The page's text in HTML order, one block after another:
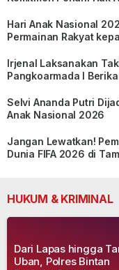
Hari Anak Nasional
Permainan Rakyat
Irjenal Laksanakan
Pangkoarmada I
Selvi Ananda Putri
Anak Nasional 2026
Jangan Lewatkan!
Dunia FIFA 2026 di
HUKUM & KRIMINAL
Dari Lapas hingga
Uban, Polres Bintan